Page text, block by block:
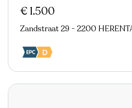
€ 1.500
Zandstraat 29 - 2200